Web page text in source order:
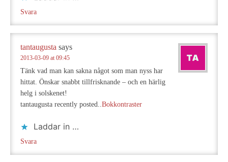
Svara
tantaugusta says
2013-03-09 at 09:45
Tänk vad man kan sakna något som man nyss har
hittat. Önskar snabbt tillfrisknande – och en härlig
helg i solskenet!
tantaugusta recently posted..Bokkontraster
Laddar in …
Svara